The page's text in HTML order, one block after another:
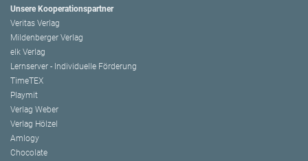
Unsere Kooperationspartner
Veritas Verlag
Mildenberger Verlag
elk Verlag
Lernserver - Individuelle Förderung
TimeTEX
Playmit
Verlag Weber
Verlag Hölzel
Amlogy
Chocolate